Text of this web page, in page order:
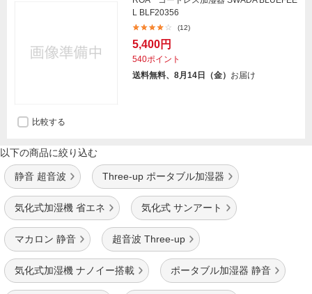
L BLF20356
(12)
5,400円
540ポイント
送料無料、8月14日（金） お届け
比較する
以下の商品に絞り込む
静音 超音波 Three-up ポータブル加湿器
気化式加湿機 省エネ 気化式 サンアート
マカロン 静音 超音波 Three-up
気化式加湿機 ナノイー搭載 ポータブル加湿器 静音